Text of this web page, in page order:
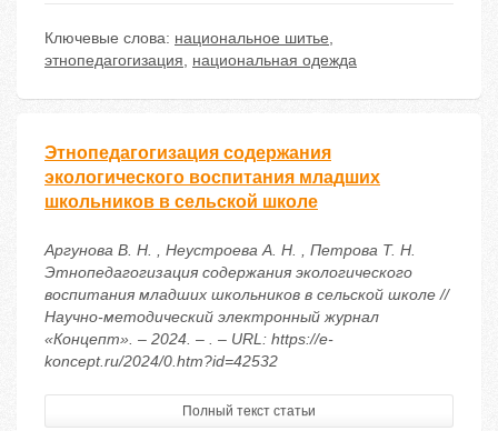
Ключевые слова: национальное шитье,
этнопедагогизация, национальная одежда
Этнопедагогизация содержания
экологического воспитания младших
школьников в сельской школе
Аргунова В. Н. , Неустроева А. Н. , Петрова Т. Н.
Этнопедагогизация содержания экологического
воспитания младших школьников в сельской школе //
Научно-методический электронный журнал
«Концепт». – 2024. – . – URL: https://e-
koncept.ru/2024/0.htm?id=42532
Полный текст статьи